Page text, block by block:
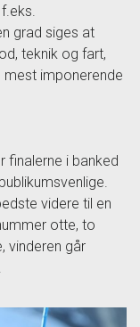
grad siges at
teknik og fart,
mest imponerende
finalerne i banked
videre til en
otte, to
vinderen går